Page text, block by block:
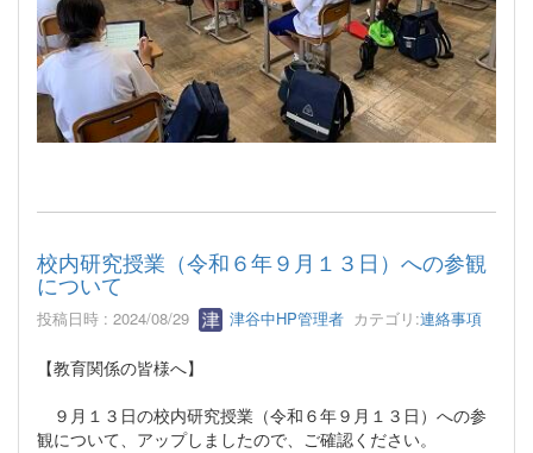
校内研究授業（令和６年９月１３日）への参観
について
投稿日時 : 2024/08/29 津谷中HP管理者 カテゴリ:連絡事項
【教育関係の皆様へ】
９月１３日の校内研究授業（令和６年９月１３日）への参
観について、アップしましたので、ご確認ください。